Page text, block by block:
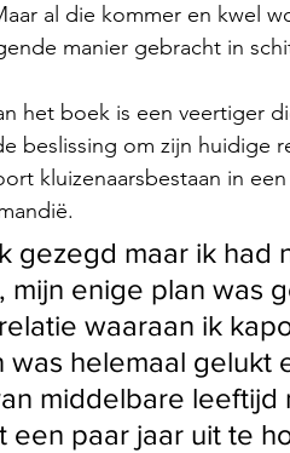
al die kommer en kwel
manier gebracht in
het boek is een veertiger
beslissing om zijn huidige
kluizenaarsbestaan in
gezegd maar ik had
mijn enige plan was
waaraan ik
was helemaal gelukt
middelbare
een paar jaar uit te